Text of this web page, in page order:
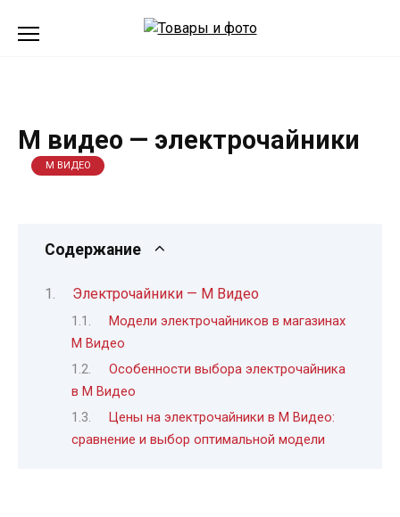
М видео — электрочайники
М ВИДЕО
Содержание
Электрочайники — М Видео
Модели электрочайников в магазинах
М Видео
Особенности выбора электрочайника
в М Видео
Цены на электрочайники в М Видео:
сравнение и выбор оптимальной модели